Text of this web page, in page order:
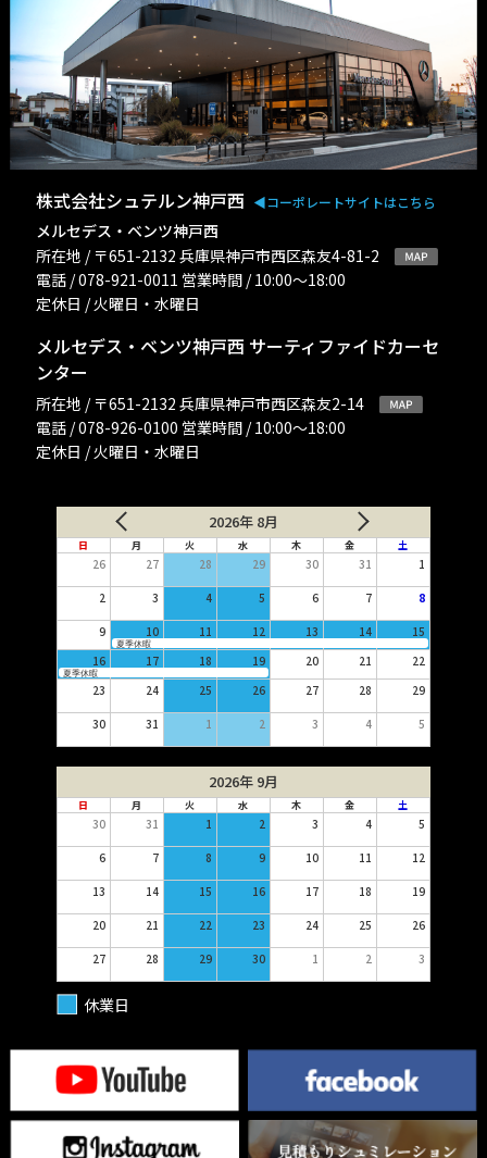
株式会社シュテルン神戸西 ◀︎コーポレートサイトはこちら
メルセデス・ベンツ神戸西
所在地 / 〒651-2132 兵庫県神戸市西区森友4-81-2
電話 / 078-921-0011 営業時間 / 10:00〜18:00
定休日 / 火曜日・水曜日
メルセデス・ベンツ神戸西 サーティファイドカーセ
ンター
所在地 / 〒651-2132 兵庫県神戸市西区森友2-14
電話 / 078-926-0100 営業時間 / 10:00〜18:00
定休日 / 火曜日・水曜日
2026年 8月
日 月 火 水 木 金 土
26 27 28 29 30 31 1
2 3 4 5 6 7 8
9 10 11 12 13 14 15
夏季休暇
16 17 18 19 20 21 22
夏季休暇
23 24 25 26 27 28 29
30 31 1 2 3 4 5
2026年 9月
日 月 火 水 木 金 土
30 31 1 2 3 4 5
6 7 8 9 10 11 12
13 14 15 16 17 18 19
20 21 22 23 24 25 26
27 28 29 30 1 2 3
休業日